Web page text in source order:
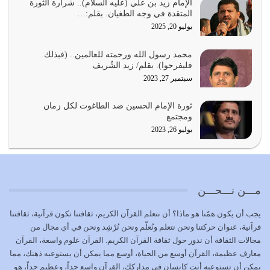
بحبل الله جميعاً وليس كل…
يوليو 22, 2026
يشاء ويذل من يشاء
يوليو 21, 2026
كل زمان…
يوليو 19, 2026
الوظيفة عبارة عن مسؤولية يجب النهوض بها كما ينبغي لكي
وَالْمُنْفِقِينَ…
يوليو 17, 2026
الاعتصام بحبل الله أمر إلهي للمؤمنين وهو بمثابة سبب بينهم
الإمام زيد بن علي (عليه السلام).. شرارة الثورة
المتقدة في وجه الطغيان. بقلم:…
يوليو 20, 2025
محمد رسول الله ورحمته للعالمين.. (فبذلك
فليفرحوا). بقلم/ زيد الشُريف
سبتمبر 27, 2023
ثورة الإمام الحسين ضد الطاغوت لكل زمان
ومجتمع
يوليو 26, 2023
مـــن نـــحـــن
يجب أن يكون همّنا هو ماذا؟ أن نتعلم القرآن الكريم، ثقافتنا تكون قرآنية، ثقافتنا
قرآنية، عنوان حركتنا ونحن نتعلم ونُعلّم ونحن نُرْشِد ونحن في أي مجال من
مجالات الثقافة أن ندور حول ثقافة القرآن الكريم. القرآن علوم واسعة، القرآن
معارف عظيمة، القرآن أوسع من الحياة، أوسع مما يمكن أن يستوعبه ذهنك، مما
يمكن أن تستوعبه أنت كإنسان في مداركك، القرآن واسع جداً، وعظيم جداً، هو